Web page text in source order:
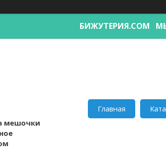
мешочки
Главная